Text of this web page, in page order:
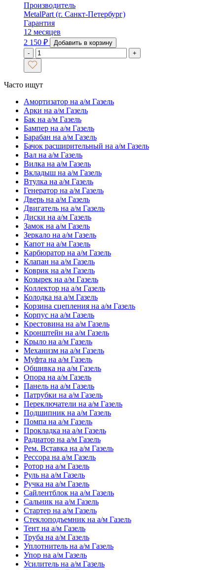
Производитель
MetalPart (г. Санкт-Петербург)
Гарантия
12 месяцев
2 150 ₽
Добавить в корзину
-
+
Часто ищут
Амортизатор на а/м Газель
Арки на а/м Газель
Бак на а/м Газель
Бампер на а/м Газель
Барабан на а/м Газель
Бачок расширительный на а/м Газель
Вал на а/м Газель
Вилка на а/м Газель
Вкладыш на а/м Газель
Втулка на а/м Газель
Генератор на а/м Газель
Дверь на а/м Газель
Двигатель на а/м Газель
Диски на а/м Газель
Замок на а/м Газель
Зеркало на а/м Газель
Капот на а/м Газель
Карбюратор на а/м Газель
Клапан на а/м Газель
Коврик на а/м Газель
Козырек на а/м Газель
Коллектор на а/м Газель
Колодка на а/м Газель
Корзина сцепления на а/м Газель
Корпус на а/м Газель
Крестовина на а/м Газель
Кронштейн на а/м Газель
Крыло на а/м Газель
Механизм на а/м Газель
Муфта на а/м Газель
Обшивка на а/м Газель
Опора на а/м Газель
Панель на а/м Газель
Патрубки на а/м Газель
Переключатели на а/м Газель
Подшипник на а/м Газель
Помпа на а/м Газель
Прокладка на а/м Газель
Радиатор на а/м Газель
Рем. Вставка на а/м Газель
Рессора на а/м Газель
Ротор на а/м Газель
Руль на а/м Газель
Ручка на а/м Газель
Сайлентблок на а/м Газель
Сальник на а/м Газель
Стартер на а/м Газель
Стеклоподъемник на а/м Газель
Тент на а/м Газель
Труба на а/м Газель
Уплотнитель на а/м Газель
Упор на а/м Газель
Усилитель на а/м Газель